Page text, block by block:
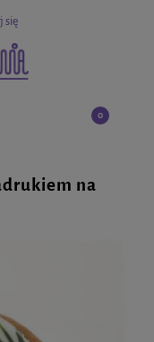
się
na